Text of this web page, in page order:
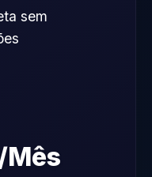
sem